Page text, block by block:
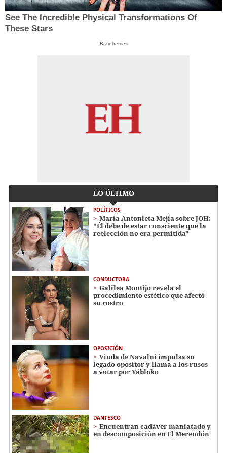
See The Incredible Physical Transformations Of
These Stars
Brainberries
LO ÚLTIMO
POLÍTICOS
María Antonieta Mejía sobre JOH:
"Él debe de estar consciente que la
reelección no era permitida"
CONDUCTORA
Galilea Montijo revela el
procedimiento estético que afectó
su rostro
OPOSICIÓN
Viuda de Navalni impulsa su
legado opositor y llama a los rusos
a votar por Yábloko
DANTESCO
Encuentran cadáver maniatado y
en descomposición en El Merendón